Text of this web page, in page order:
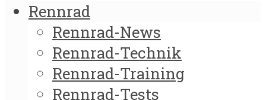
Rennrad
Rennrad-News
Rennrad-Technik
Rennrad-Training
Rennrad-Tests